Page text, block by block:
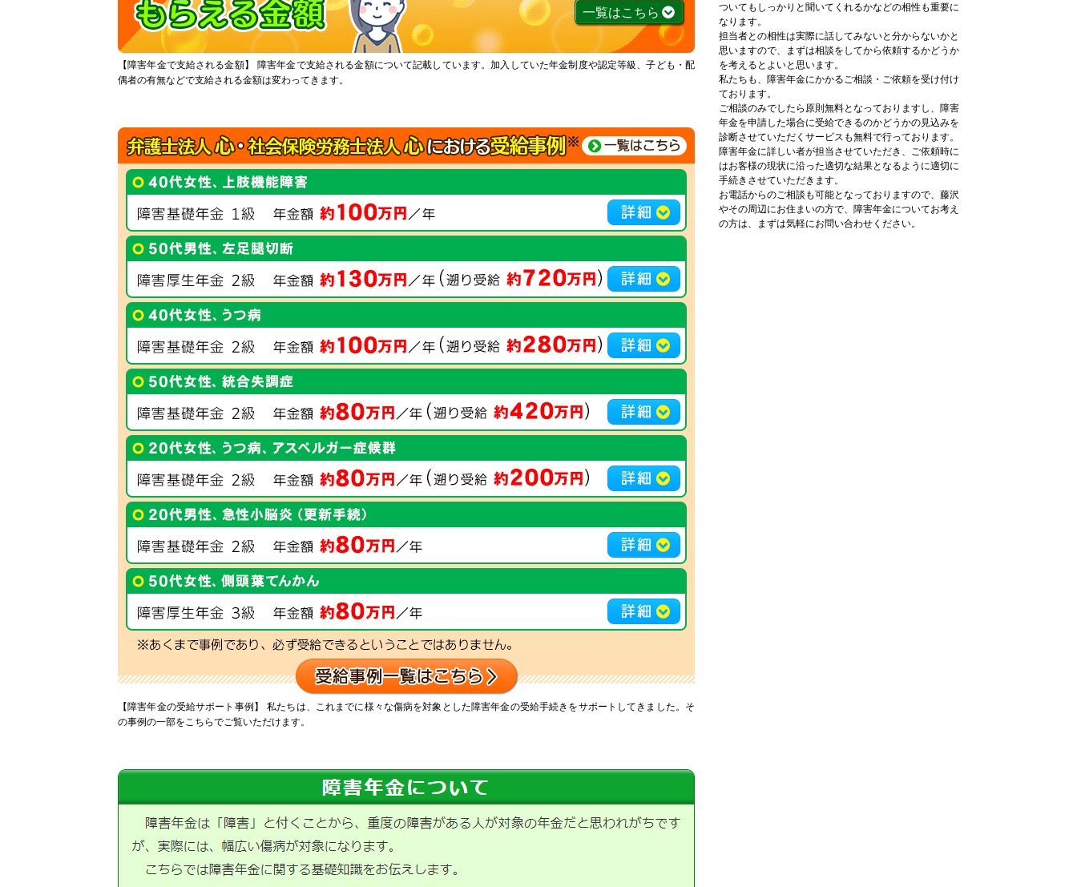
一覧はこちら
【障害年金で支給される金額】
障害年金で支給される金額について記載しています。加入していた年金制度や認定等級、子ども・配
偶者の有無などで支給される金額は変わってきます。
【障害年金の受給サポート事例】
私たちは、これまでに様々な傷病を対象とした障害年金の受給手続きをサポートしてきました。そ
の事例の一部をこちらでご覧いただけます。
ついてもしっかりと聞いてくれるかなどの相性も重要に
なります。
担当者との相性は実際に話してみないと分からないかと
思いますので、まずは相談をしてから依頼するかどうか
を考えるとよいと思います。
私たちも、障害年金にかかるご相談・ご依頼を受け付け
ております。
ご相談のみでしたら原則無料となっておりますし、障害
年金を申請した場合に受給できるのかどうかの見込みを
診断させていただくサービスも無料で行っております。
障害年金に詳しい者が担当させていただき、ご依頼時に
はお客様の現状に沿った適切な結果となるように適切に
手続きさせていただきます。
お電話からのご相談も可能となっておりますので、藤沢
やその周辺にお住まいの方で、障害年金についてお考え
の方は、まずは気軽にお問い合わせください。